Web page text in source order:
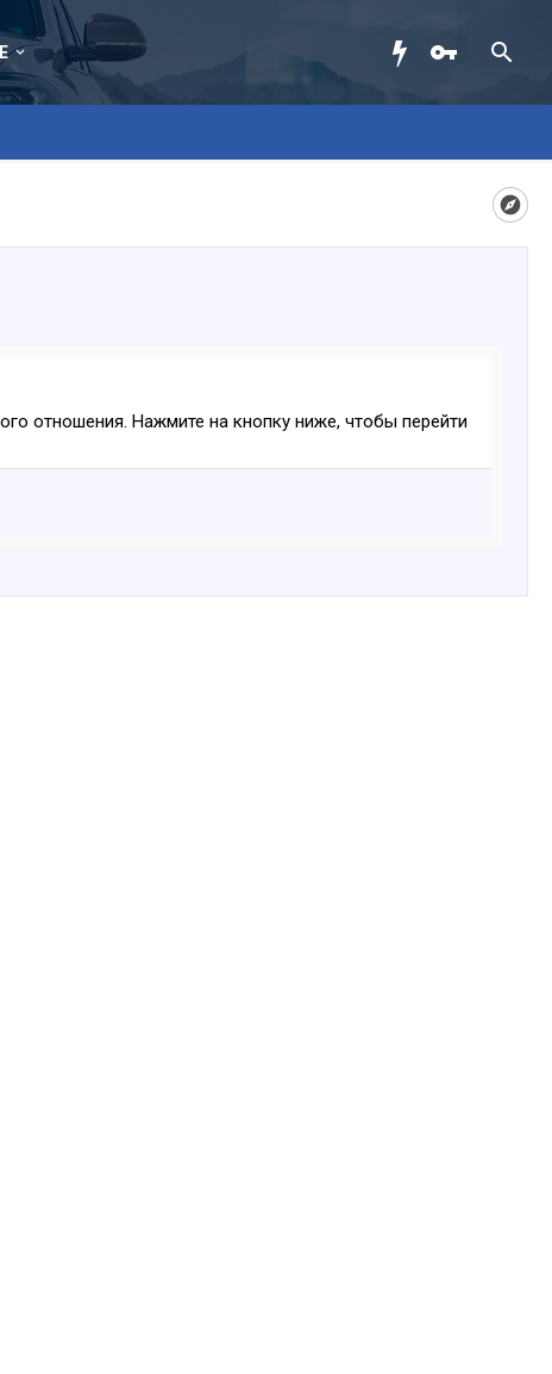
отношения. Нажмите на кнопку ниже, чтобы перейти